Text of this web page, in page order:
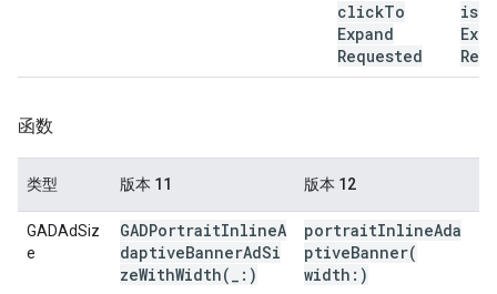
clickTo
Expand
Requested
is
函数
类型 版本 11 版本 12
GADAdSiz
e
GADPortraitInlineA
daptiveBannerAdSi
zeWithWidth(
:)
portraitInlineAda
ptiveBanner(
width:)